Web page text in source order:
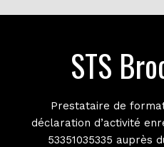
STS
Prestataire de
déclaration d’activité
53351035335 auprès